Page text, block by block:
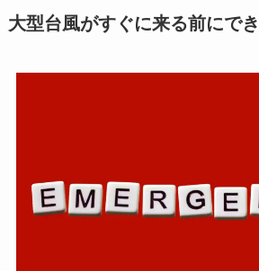
大型台風がすぐに来る前にで